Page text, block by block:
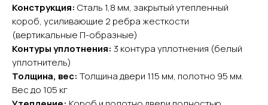
Конструкция: Сталь 1,8 мм, закрытый утепленный
короб, усиливающие 2 ребра жесткости
(вертикальные П-образные)
Контуры уплотнения: 3 контура уплотнения (белый
уплотнитель)
Толщина, вес: Толщина двери 115 мм, полотно 95 мм.
Вес до 105 кг
YURTA.DVERI
ИП Яриш Ю.С.
ОГРНИП 324508100130132